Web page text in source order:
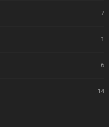
7
1
6
14